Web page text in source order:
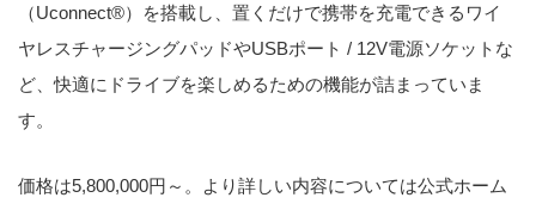
（Uconnect®︎）を搭載し、置くだけで携帯を充電できるワイ
ヤレスチャージングパッドやUSBポート / 12V電源ソケットな
ど、快適にドライブを楽しめるための機能が詰まっていま
す。
価格は5,800,000円～。より詳しい内容については公式ホーム